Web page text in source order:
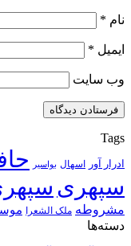
نام *
ایمیل *
وب‌ سایت
Tags
ادرار آور اسهال بواسیر
سپهری
مشروطه ملک الشعرا
دسته‌ها